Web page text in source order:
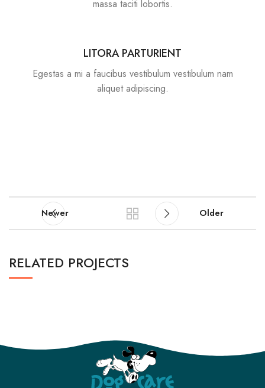
massa taciti lobortis.
LITORA PARTURIENT
Egestas a mi a faucibus vestibulum vestibulum nam
aliquet adipiscing.
Newer Older
RELATED PROJECTS